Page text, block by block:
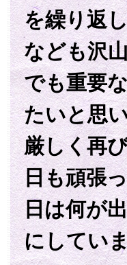
を繰り返
なども沢
でも重要
たいと思
厳しく再
日も頑張
日は何が
にしてい